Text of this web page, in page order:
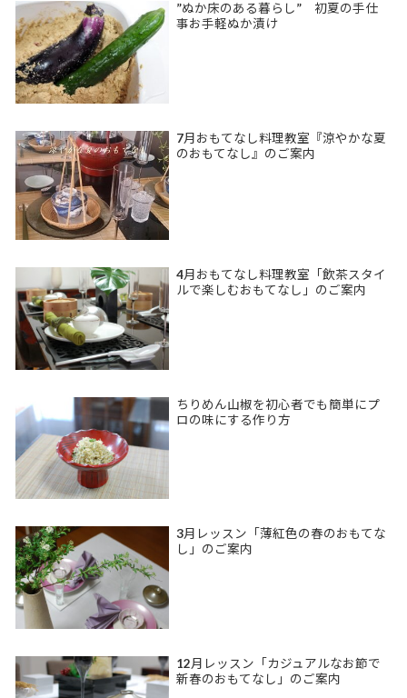
”ぬか床のある暮らし” 初夏の手仕
事お手軽ぬか漬け
7月おもてなし料理教室『涼やかな夏
のおもてなし』のご案内
4月おもてなし料理教室「飲茶スタイ
ルで楽しむおもてなし」のご案内
ちりめん山椒を初心者でも簡単にプ
ロの味にする作り方
3月レッスン「薄紅色の春のおもてな
し」のご案内
12月レッスン「カジュアルなお節で
新春のおもてなし」のご案内